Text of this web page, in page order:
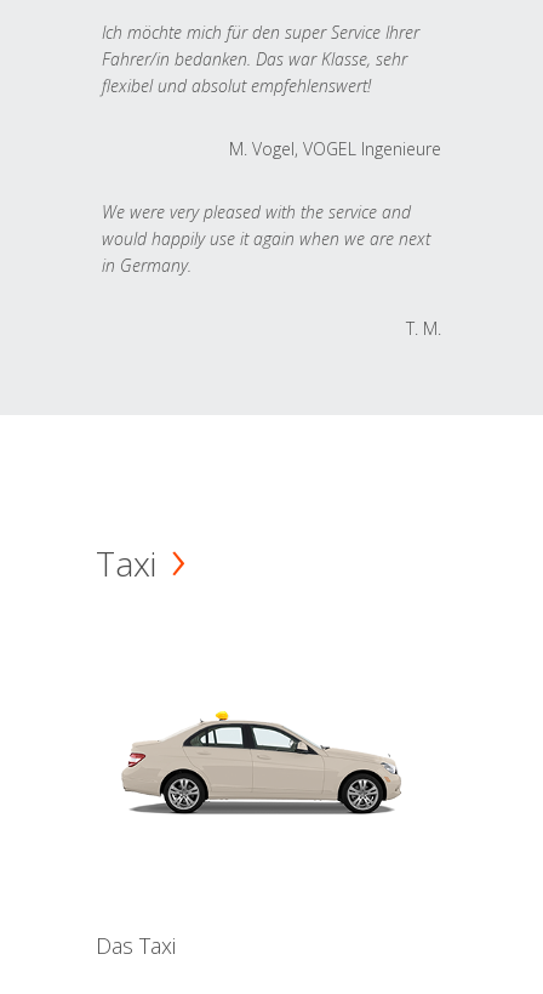
Ich möchte mich für den super Service Ihrer
Fahrer/in bedanken. Das war Klasse, sehr
flexibel und absolut empfehlenswert!
M. Vogel, VOGEL Ingenieure
We were very pleased with the service and
would happily use it again when we are next
in Germany.
T. M.
Taxi
Das Taxi